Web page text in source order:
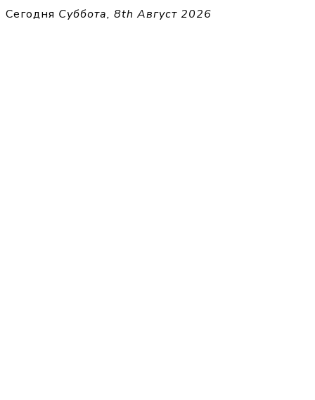
Перейти
Сегодня Суббота, 8th Август 2026